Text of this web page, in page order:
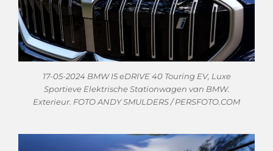
17-05-2024 BMW I5 eDRIVE 40 Touring EV, Luxe
Sportieve Elektrische Stationwagen van BMW.
Exterieur. FOTO ANDY SMULDERS / PERSFOTO.COM